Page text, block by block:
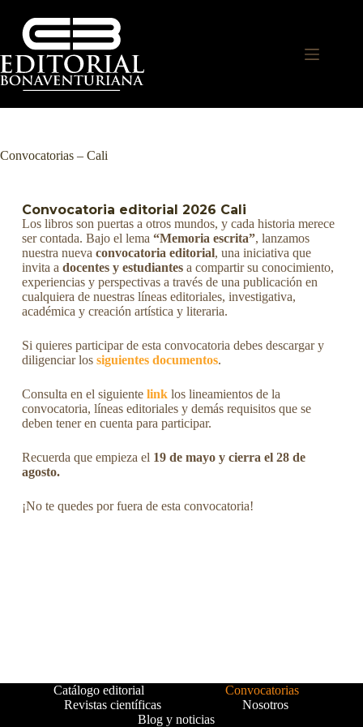
Convocatorias – Cali
Convocatoria editorial 2026 Cali
Los libros son puertas a otros mundos, y cada historia merece
ser contada. Bajo el lema “Memoria escrita”, lanzamos
nuestra nueva convocatoria editorial, una iniciativa que
invita a docentes y estudiantesa compartir su conocimiento,
experiencias y perspectivas a través de una publicación en
cualquiera de nuestras líneas editoriales, investigativa,
académica y creación artística y literaria.
Si quieres participar de esta convocatoria debes descargar y
diligenciar los siguientes documentos.
Consulta en el siguiente link los lineamientos de la
convocatoria, líneas editoriales y demás requisitos que se
deben tener en cuenta para participar.
Recuerda que empieza el 19 de mayo y cierra el 28 de
agosto.
¡No te quedes por fuera de esta convocatoria!
Catálogo editorial
Convocatorias
Revistas científicas
Nosotros
Blog y noticias